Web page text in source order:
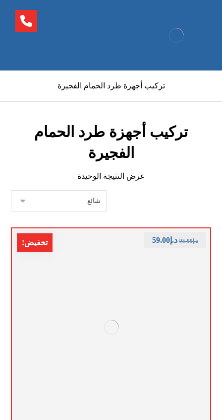
تركيب أجهزة طرد الحمام الفجيرة
تركيب أجهزة طرد الحمام
الفجيرة
عرض النتيجة الوحيدة
تخفيض! د.إ95.00 د.إ59.00